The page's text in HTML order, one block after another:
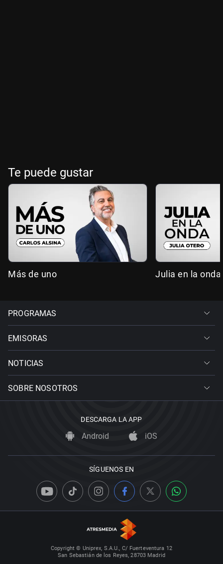
Te puede gustar
Más de uno Julia en la onda
PROGRAMAS
EMISORAS
NOTICIAS
SOBRE NOSOTROS
DESCARGA LA APP
Android iOS
SÍGUENOS EN
Copyright © Uniprex, S.A.U., C/ Fuerteventura 12
San Sebastián de los Reyes, 28703 Madrid